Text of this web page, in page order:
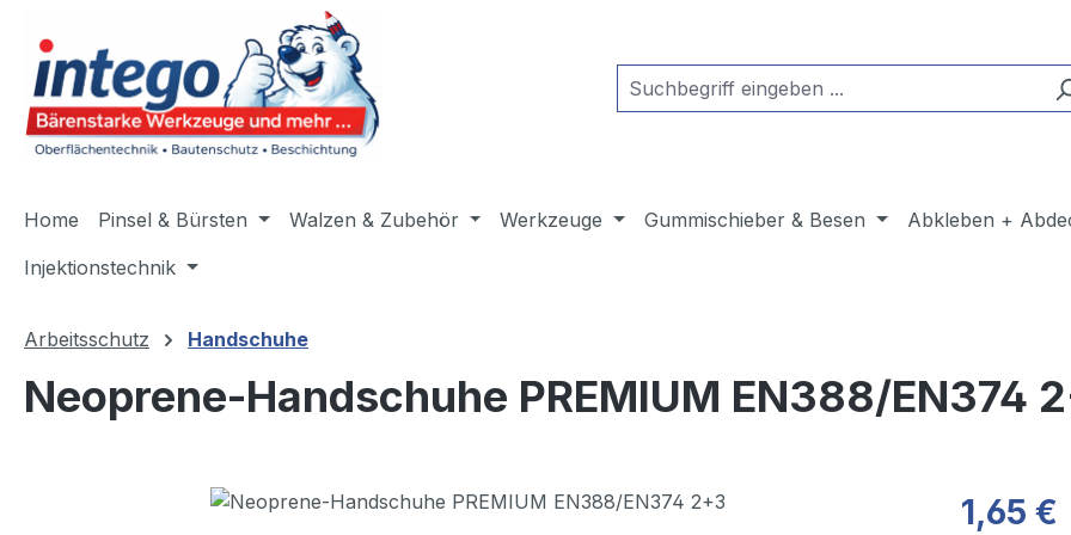
Zur Hauptnavigation springen
Home Pinsel & Bürsten Walzen & Zubehör Werkzeuge Gummischieber & Besen Abkleben +
Injektionstechnik
Arbeitsschutz Handschuhe
Neoprene-Handschuhe PREMIUM EN388/EN374
Bildergalerie überspringen 1,65 €